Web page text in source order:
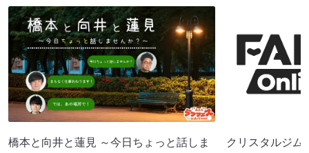
橋本と向井と蓮見 ～今日ちょっと話しま
クリスタルジム